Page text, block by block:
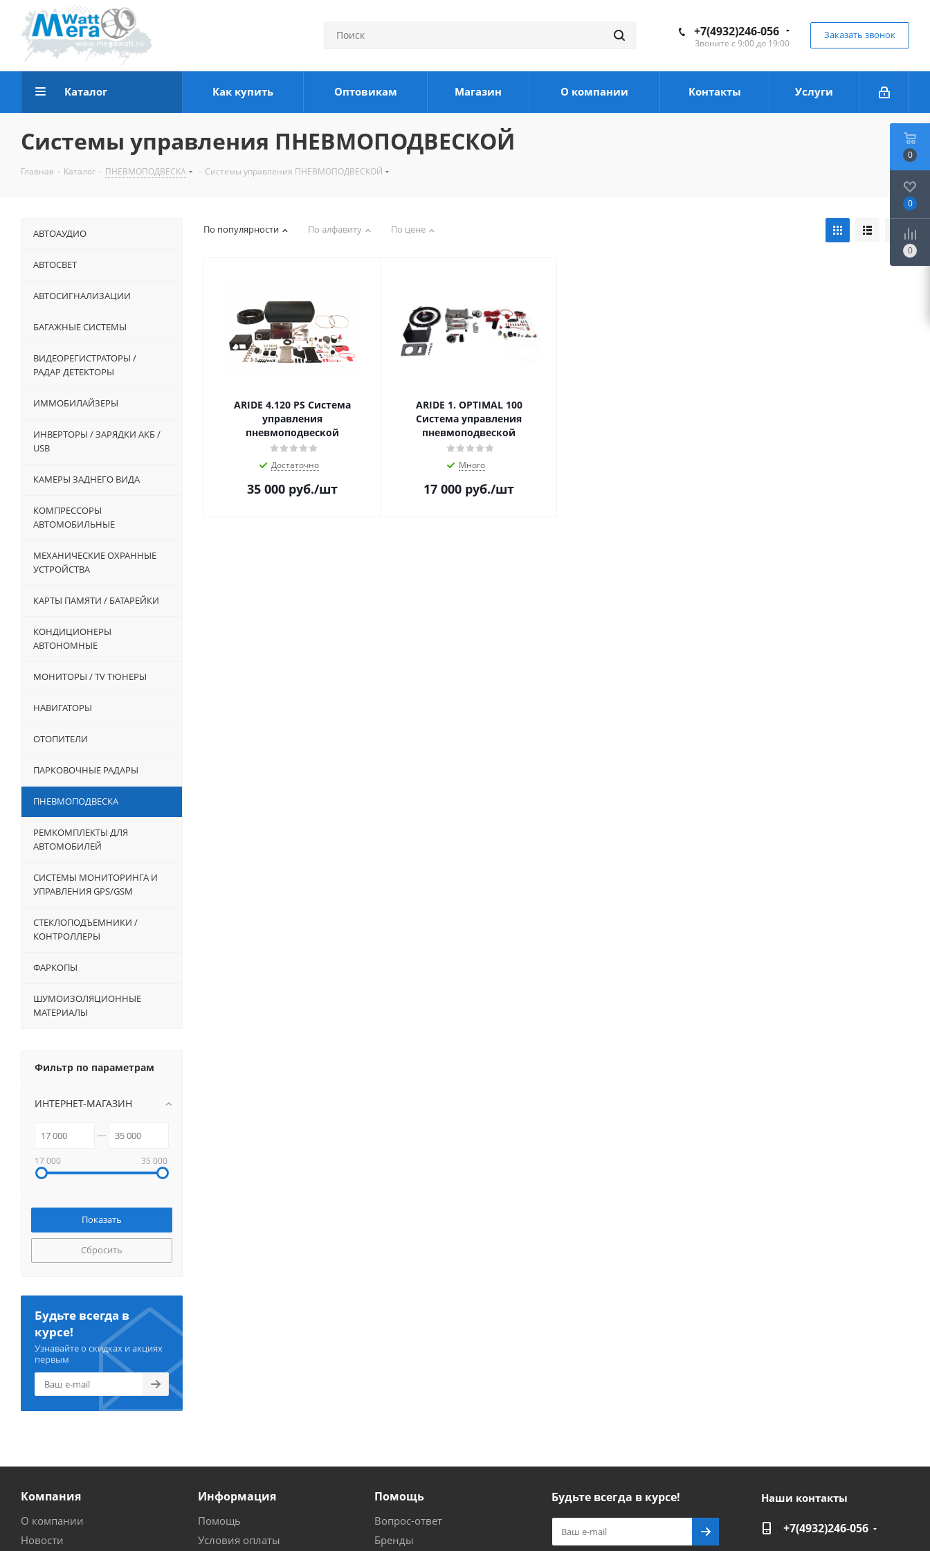
+7(4932)246-056
Звоните с 9:00 до 19:00
Заказать звонок
Каталог Как купить Оптовикам Магазин О компании Контакты Услуги
Системы управления ПНЕВМОПОДВЕСКОЙ
Главная - Каталог - ПНЕВМОПОДВЕСКА - Системы управления ПНЕВМОПОДВЕСКОЙ
По популярности По алфавиту По цене
ARIDE 4.120 PS Система
управления
пневмоподвеской
Достаточно
35 000 руб./шт
ARIDE 1. OPTIMAL 100
Система управления
пневмоподвеской
Много
17 000 руб./шт
АВТОАУДИО
АВТОСВЕТ
АВТОСИГНАЛИЗАЦИИ
БАГАЖНЫЕ СИСТЕМЫ
ВИДЕОРЕГИСТРАТОРЫ /
РАДАР ДЕТЕКТОРЫ
ИММОБИЛАЙЗЕРЫ
ИНВЕРТОРЫ / ЗАРЯДКИ АКБ /
USB
КАМЕРЫ ЗАДНЕГО ВИДА
КОМПРЕССОРЫ
АВТОМОБИЛЬНЫЕ
МЕХАНИЧЕСКИЕ ОХРАННЫЕ
УСТРОЙСТВА
КАРТЫ ПАМЯТИ / БАТАРЕЙКИ
КОНДИЦИОНЕРЫ
АВТОНОМНЫЕ
МОНИТОРЫ / TV ТЮНЕРЫ
НАВИГАТОРЫ
ОТОПИТЕЛИ
ПАРКОВОЧНЫЕ РАДАРЫ
ПНЕВМОПОДВЕСКА
РЕМКОМПЛЕКТЫ ДЛЯ
АВТОМОБИЛЕЙ
СИСТЕМЫ МОНИТОРИНГА И
УПРАВЛЕНИЯ GPS/GSM
СТЕКЛОПОДЪЕМНИКИ /
КОНТРОЛЛЕРЫ
ФАРКОПЫ
ШУМОИЗОЛЯЦИОННЫЕ
МАТЕРИАЛЫ
Фильтр по параметрам
ИНТЕРНЕТ-МАГАЗИН
17 000 35 000
Сбросить
Будьте всегда в
курсе!
Узнавайте о скидках и акциях
первым
Компания
О компании
Новости
Информация
Помощь
Условия оплаты
Помощь
Вопрос-ответ
Бренды
Будьте всегда в курсе! Наши контакты
+7(4932)246-056
0
0
0